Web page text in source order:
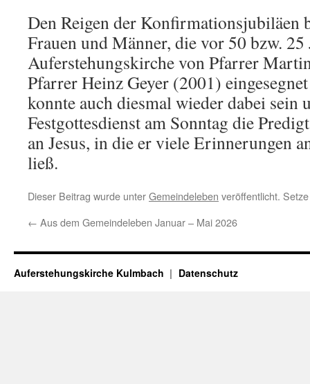
Den Reigen der Konfirmationsjubiläen
Frauen und Männer, die vor 50 bzw. 25
Auferstehungskirche von Pfarrer
Pfarrer Heinz Geyer (2001)
konnte auch diesmal wieder dabei sein
Festgottesdienst am Sonntag die
an Jesus, in die er viele Erinnerungen
ließ.
Dieser Beitrag wurde unterGemeindeleben veröffentlicht.
← Aus dem Gemeindeleben Januar – Mai 2026
Auferstehungskirche Kulmbach Datenschutz